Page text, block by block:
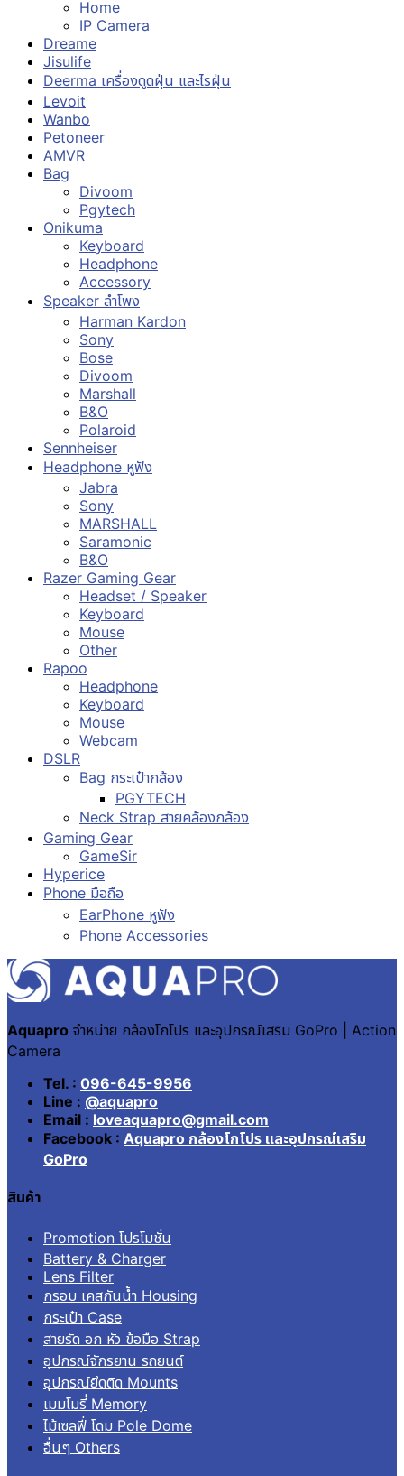
Home
IP Camera
Dreame
Jisulife
Deerma เครื่องดูดฝุ่น และไรฝุ่น
Levoit
Wanbo
Petoneer
AMVR
Bag
Divoom
Pgytech
Onikuma
Keyboard
Headphone
Accessory
Speaker ลำโพง
Harman Kardon
Sony
Bose
Divoom
Marshall
B&O
Polaroid
Sennheiser
Headphone หูฟัง
Jabra
Sony
MARSHALL
Saramonic
B&O
Razer Gaming Gear
Headset / Speaker
Keyboard
Mouse
Other
Rapoo
Headphone
Keyboard
Mouse
Webcam
DSLR
Bag กระเป๋ากล้อง
PGYTECH
Neck Strap สายคล้องกล้อง
Gaming Gear
GameSir
Hyperice
Phone มือถือ
EarPhone หูฟัง
Phone Accessories
Aquapro จำหน่าย กล้องโกโปร และอุปกรณ์เสริม GoPro | Action
Camera
Tel. : 096-645-9956
Line : @aquapro
Email : loveaquapro@gmail.com
Facebook : Aquapro กล้องโกโปร และอุปกรณ์เสริม
GoPro
สินค้า
Promotion โปรโมชั่น
Battery & Charger
Lens Filter
กรอบ เคสกันน้ำ Housing
กระเป๋า Case
สายรัด อก หัว ข้อมือ Strap
อุปกรณ์จักรยาน รถยนต์
อุปกรณ์ยึดติด Mounts
เมมโมรี่ Memory
ไม้เซลฟี่ โดม Pole Dome
อื่นๆ Others